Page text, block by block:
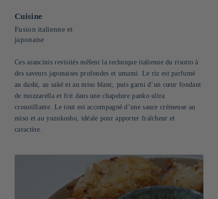
Cuisine
Fusion italienne et
japonaise
Ces arancinis revisités mêlent la technique italienne du risotto à
des saveurs japonaises profondes et umami. Le riz est parfumé
au dashi, au saké et au miso blanc, puis garni d’un cœur fondant
de mozzarella et frit dans une chapelure panko ultra
croustillante. Le tout est accompagné d’une sauce crémeuse au
miso et au yuzukosho, idéale pour apporter fraîcheur et
caractère.